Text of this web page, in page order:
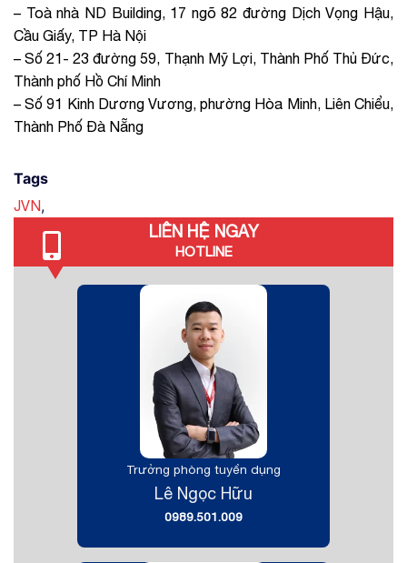
– Toà nhà ND Building, 17 ngõ 82 đường Dịch Vọng Hậu,
Cầu Giấy, TP Hà Nội
– Số 21- 23 đường 59, Thạnh Mỹ Lợi, Thành Phố Thủ Đức,
Thành phố Hồ Chí Minh
– Số 91 Kinh Dương Vương, phường Hòa Minh, Liên Chiểu,
Thành Phố Đà Nẵng
Tags
JVN,
LIÊN HỆ NGAY
HOTLINE
Trưởng phòng tuyển dụng
Lê Ngọc Hữu
0989.501.009